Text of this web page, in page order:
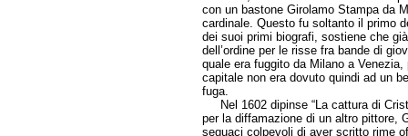
con un bastone Girolamo Stampa da
cardinale. Questo fu soltanto il primo
dei suoi primi biografi, sostiene che
dell’ordine per le risse fra bande di
quale era fuggito da Milano a
capitale non era dovuto quindi ad un
fuga.
Nel 1602 dipinse “La cattura di
per la diffamazione di un altro pittore,
seguaci colpevoli di aver scritto rime